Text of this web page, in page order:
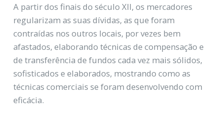
A partir dos finais do século XII, os mercadores
regularizam as suas dívidas, as que foram
contraídas nos outros locais, por vezes bem
afastados, elaborando técnicas de compensação e
de transferência de fundos cada vez mais sólidos,
sofisticados e elaborados, mostrando como as
técnicas comerciais se foram desenvolvendo com
eficácia.